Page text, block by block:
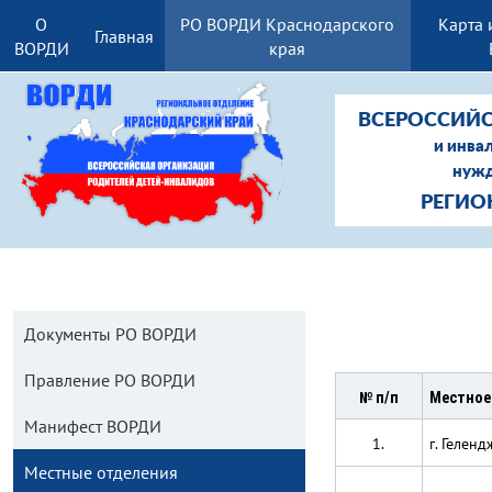
О
ВОРДИ
Главная
РО ВОРДИ Краснодарского
края
Карта
и
№ п/п
1. г.
Документы РО ВОРДИ
Правление РО ВОРДИ
Манифест ВОРДИ
Местные отделения